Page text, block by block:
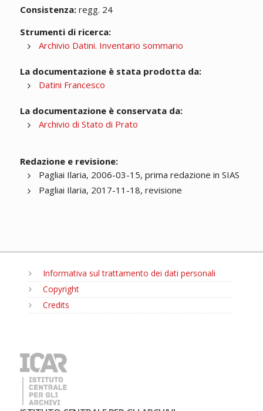
Consistenza:regg. 24
Strumenti di ricerca:
Archivio Datini. Inventario sommario
La documentazione è stata prodotta da:
Datini Francesco
La documentazione è conservata da:
Archivio di Stato di Prato
Redazione e revisione:
Pagliai Ilaria, 2006-03-15, prima redazione in SIAS
Pagliai Ilaria, 2017-11-18, revisione
Informativa sul trattamento dei dati personali
Copyright
Credits